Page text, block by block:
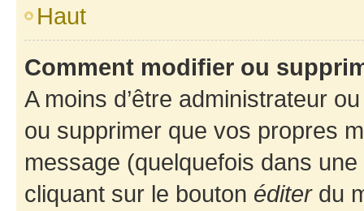
Haut
Comment modifier ou
A moins d’être administrateur
ou supprimer que vos propres
message (quelquefois dans
cliquant sur le bouton éditerdu